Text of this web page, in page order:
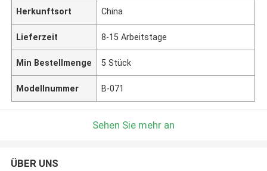
Herkunftsort China
Lieferzeit 8-15 Arbeitstage
Min Bestellmenge 5 Stück
Modellnummer B-071
Sehen Sie mehr an
ÜBER UNS